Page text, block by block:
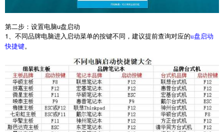
第二步：设置电脑u盘启动
1、不同品牌电脑进入启动菜单的按键不同，建议提前查询对应的u盘启动
快捷键。